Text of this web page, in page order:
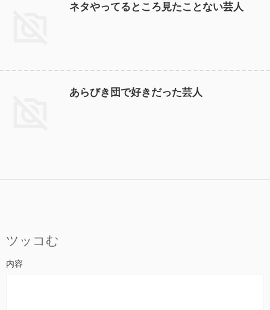
ネタやってるところ見たことない芸人
あらびき団で好きだった芸人
ツッコむ